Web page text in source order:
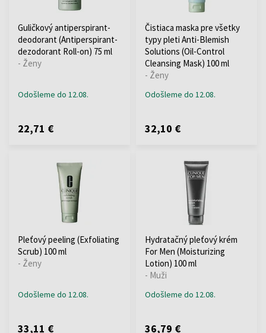
Guličkový antiperspirant-
deodorant (Antiperspirant-
dezodorant Roll-on) 75 ml
- Ženy
Odošleme do 12.08.
22,71 €
Čistiaca maska ​​pre všetky
typy pleti Anti-Blemish
Solutions (Oil-Control
Cleansing Mask) 100 ml
- Ženy
Odošleme do 12.08.
32,10 €
Pleťový peeling (Exfoliating
Scrub) 100 ml
- Ženy
Odošleme do 12.08.
33,11 €
Hydratačný pleťový krém
For Men (Moisturizing
Lotion) 100 ml
- Muži
Odošleme do 12.08.
36,79 €